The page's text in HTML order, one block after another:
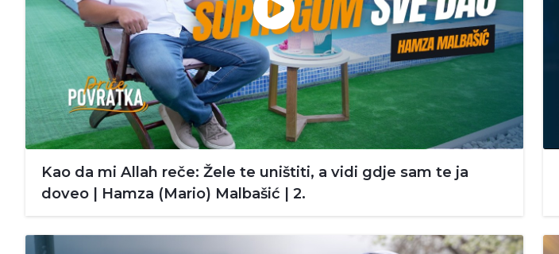
Kao da mi Allah reče: Žele te uništiti, a vidi gdje sam te ja
doveo | Hamza (Mario) Malbašić | 2.